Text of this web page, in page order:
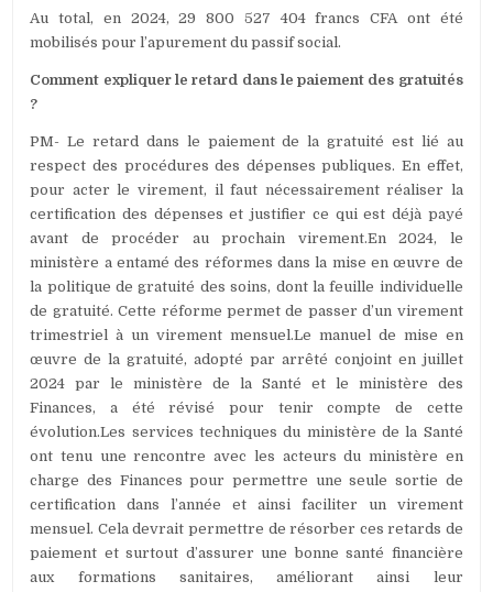
Au total, en 2024, 29 800 527 404 francs CFA ont été
mobilisés pour l’apurement du passif social.
Comment expliquer le retard dans le paiement des gratuités
?
PM- Le retard dans le paiement de la gratuité est lié au
respect des procédures des dépenses publiques. En effet,
pour acter le virement, il faut nécessairement réaliser la
certification des dépenses et justifier ce qui est déjà payé
avant de procéder au prochain virement.En 2024, le
ministère a entamé des réformes dans la mise en œuvre de
la politique de gratuité des soins, dont la feuille individuelle
de gratuité. Cette réforme permet de passer d’un virement
trimestriel à un virement mensuel.Le manuel de mise en
œuvre de la gratuité, adopté par arrêté conjoint en juillet
2024 par le ministère de la Santé et le ministère des
Finances, a été révisé pour tenir compte de cette
évolution.Les services techniques du ministère de la Santé
ont tenu une rencontre avec les acteurs du ministère en
charge des Finances pour permettre une seule sortie de
certification dans l’année et ainsi faciliter un virement
mensuel. Cela devrait permettre de résorber ces retards de
paiement et surtout d’assurer une bonne santé financière
aux formations sanitaires, améliorant ainsi leur